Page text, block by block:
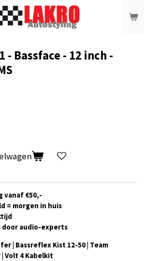
- Bassface - 12 inch -
vanaf €50,-
= morgen in huis
door audio-experts
| Bassreflex Kist 12-50 | Team
Volt 4 Kabelkit